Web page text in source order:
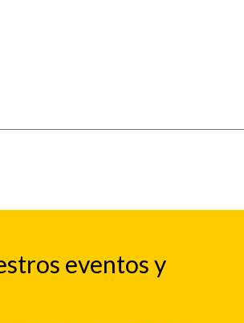
eventos y